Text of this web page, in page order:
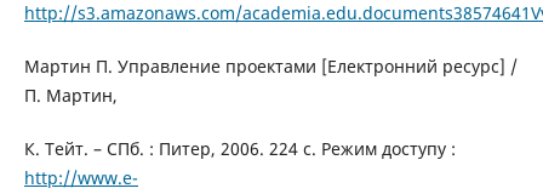
http://s3.amazonaws.com/
Мартин П. Управление проектами [Електронний ресурс] /
П. Мартин,
К. Тейт. – СПб. : Питер, 2006. 224 с. Режим доступу :
http://www.e-